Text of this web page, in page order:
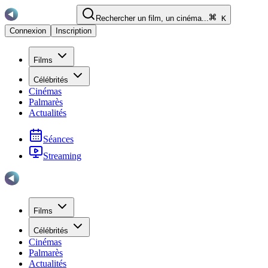
Rechercher un film, un cinéma...
K
Connexion
Inscription
Films
Célébrités
Cinémas
Palmarès
Actualités
Séances
Streaming
Films
Célébrités
Cinémas
Palmarès
Actualités